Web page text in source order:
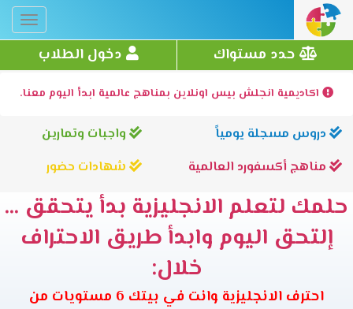
حدد مستواك دخول الطلاب
اكاديمية انجلش بيس اونلاين بمناهج عالمية ابدأ اليوم معنا.
دروس مسجلة يومياً
واجبات وتمارين
مناهج أكسفورد العالمية
شهادات حضور
حلمك لتعلم الانجليزية بدأ يتحقق ...
إلتحق اليوم وابدأ طريق الاحتراف
خلال:
احترف الانجليزية وانت في بيتك 6 مستويات من